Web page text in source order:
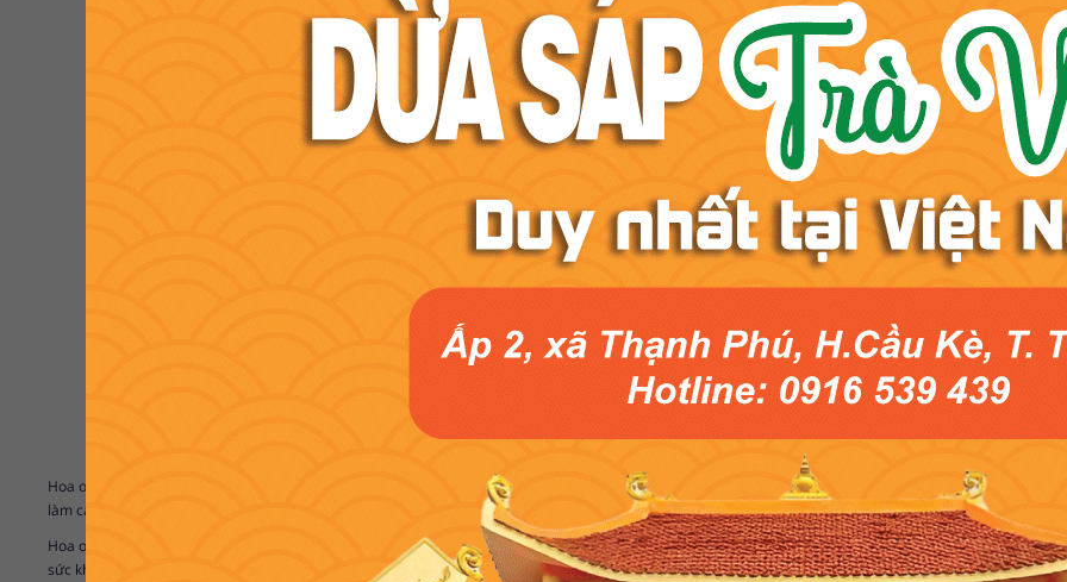
Hoa oải hương có tên gọi khoa học là
có mùi hương nồng nàn mặc dù chỉ là một loại cây bụi thường niên, có xuất xứ từ vùng
làm các món ăn nhẹ như tráng miệng, đồ uống hoặc là các món nướng cũng có thể kết hợp hoa oải hương để tạo ra hương vị chuẩn ngon.
Hoa oải hương có tác dụng xua đuổi côn trùng, làm mùi hương dịu nhẹ cho căn phòng thêm trong lành. Trong hoa oải hương có chứa vitamin cũng như
sức khỏe tốt. Tinh dầu hoa oải hương có tác dụng chống viêm và chống nấm.